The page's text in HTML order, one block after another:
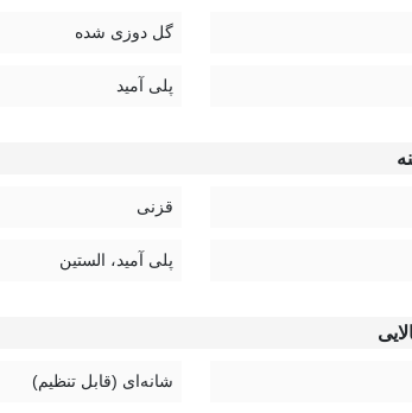
دو تایی
گل دوزی شده
پلی آمید
قزنی
پلی آمید، الستین
شانه‌ای (قابل تنظیم)